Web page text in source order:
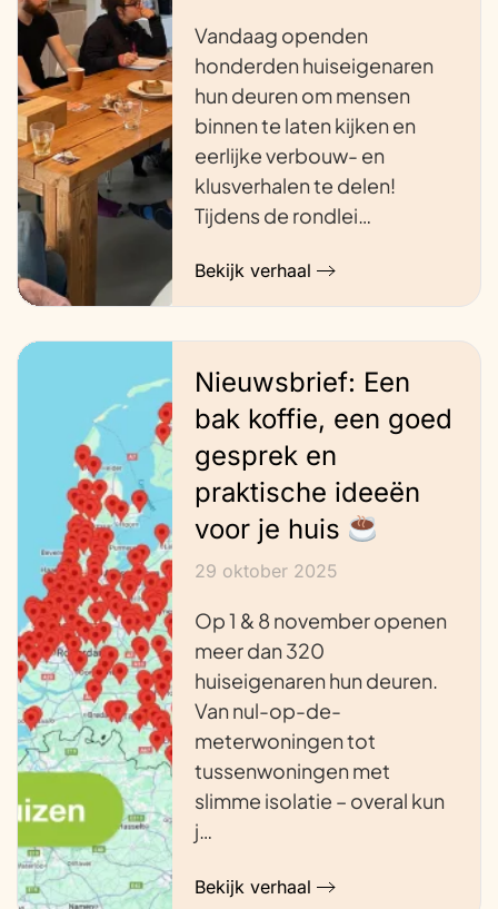
Vandaag openden
honderden huiseigenaren
hun deuren om mensen
binnen te laten kijken en
eerlijke verbouw- en
klusverhalen te delen!
Tijdens de rondlei…
Bekijk verhaal
Nieuwsbrief: Een
bak koffie, een goed
gesprek en
praktische ideeën
voor je huis
29 oktober 2025
Op 1 & 8 november openen
meer dan 320
huiseigenaren hun deuren.
Van nul-op-de-
meterwoningen tot
tussenwoningen met
slimme isolatie – overal kun
j…
Bekijk verhaal